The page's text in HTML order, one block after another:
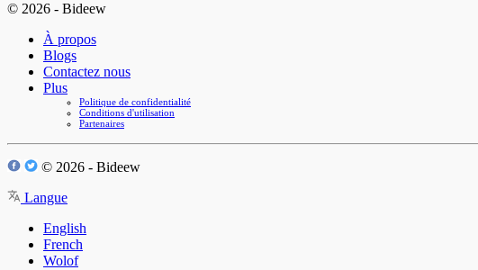
© 2026 - Bideew
À propos
Blogs
Contactez nous
Plus
Politique de confidentialité
Conditions d'utilisation
Partenaires
© 2026 - Bideew
Langue
English
French
Wolof